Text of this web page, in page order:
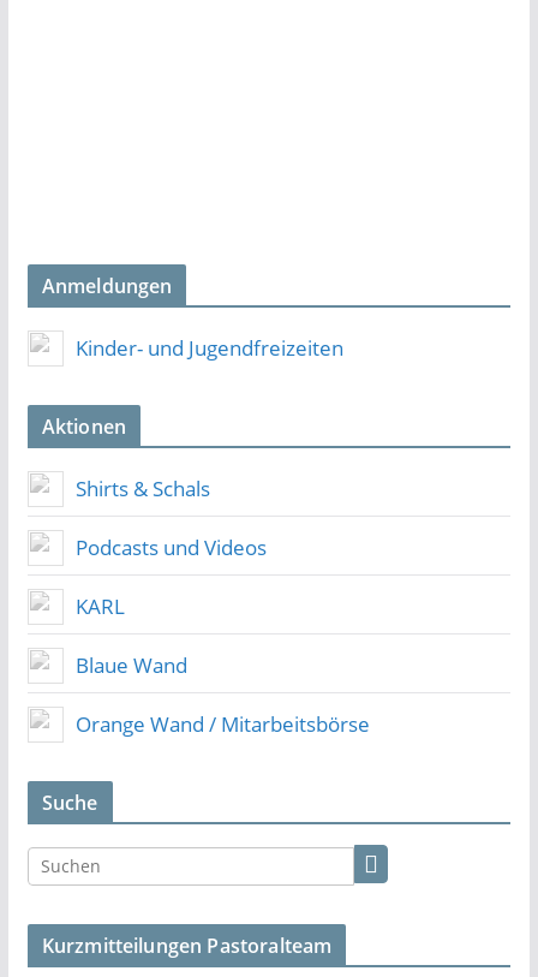
Anmeldungen
Kinder- und Jugendfreizeiten
Aktionen
Shirts & Schals
Podcasts und Videos
KARL
Blaue Wand
Orange Wand / Mitarbeitsbörse
Suche
Kurzmitteilungen Pastoralteam